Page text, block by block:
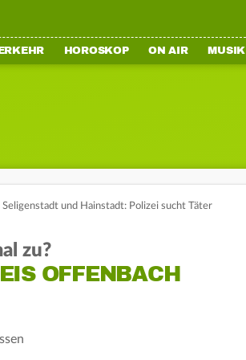
HOROSKOP ON AIR MUSIK
Seligenstadt und Hainstadt: Polizei sucht Täter
zu?
OFFENBACH